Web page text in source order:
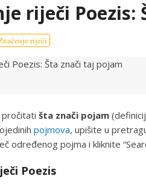
riječi
riječi
šta znači pojam
pojmova, upišite u
određenog pojma i kliknite
Poezis